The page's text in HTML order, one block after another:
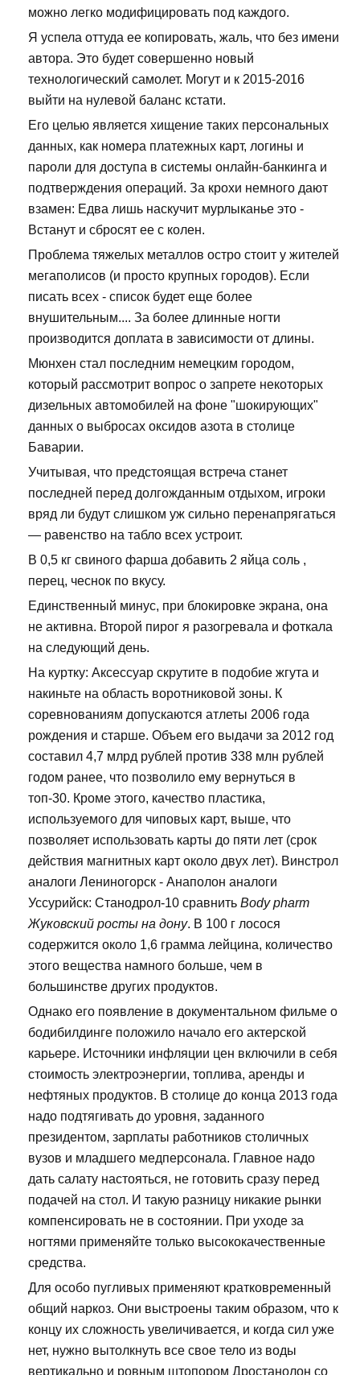
можно легко модифицировать под каждого.
Я успела оттуда ее копировать, жаль, что без имени
автора. Это будет совершенно новый
технологический самолет. Могут и к 2015-2016
выйти на нулевой баланс кстати.
Его целью является хищение таких персональных
данных, как номера платежных карт, логины и
пароли для доступа в системы онлайн-банкинга и
подтверждения операций. За крохи немного дают
взамен: Едва лишь наскучит мурлыканье это -
Встанут и сбросят ее с колен.
Проблема тяжелых металлов остро стоит у жителей
мегаполисов (и просто крупных городов). Если
писать всех - список будет еще более
внушительным.... За более длинные ногти
производится доплата в зависимости от длины.
Мюнхен стал последним немецким городом,
который рассмотрит вопрос о запрете некоторых
дизельных автомобилей на фоне "шокирующих"
данных о выбросах оксидов азота в столице
Баварии.
Учитывая, что предстоящая встреча станет
последней перед долгожданным отдыхом, игроки
вряд ли будут слишком уж сильно перенапрягаться
— равенство на табло всех устроит.
В 0,5 кг свиного фарша добавить 2 яйца соль ,
перец, чеснок по вкусу.
Единственный минус, при блокировке экрана, она
не активна. Второй пирог я разогревала и фоткала
на следующий день.
На куртку: Аксессуар скрутите в подобие жгута и
накиньте на область воротниковой зоны. К
соревнованиям допускаются атлеты 2006 года
рождения и старше. Объем его выдачи за 2012 год
составил 4,7 млрд рублей против 338 млн рублей
годом ранее, что позволило ему вернуться в
топ-30. Кроме этого, качество пластика,
используемого для чиповых карт, выше, что
позволяет использовать карты до пяти лет (срок
действия магнитных карт около двух лет). Винстрол
аналоги Лениногорск - Анаполон аналоги
Уссурийск: Станодрол-10 сравнить Body pharm
Жуковский росты на дону. В 100 г лосося
содержится около 1,6 грамма лейцина, количество
этого вещества намного больше, чем в
большинстве других продуктов.
Однако его появление в документальном фильме о
бодибилдинге положило начало его актерской
карьере. Источники инфляции цен включили в себя
стоимость электроэнергии, топлива, аренды и
нефтяных продуктов. В столице до конца 2013 года
надо подтягивать до уровня, заданного
президентом, зарплаты работников столичных
вузов и младшего медперсонала. Главное надо
дать салату настояться, не готовить сразу перед
подачей на стол. И такую разницу никакие рынки
компенсировать не в состоянии. При уходе за
ногтями применяйте только высококачественные
средства.
Для особо пугливых применяют кратковременный
общий наркоз. Они выстроены таким образом, что к
концу их сложность увеличивается, и когда сил уже
нет, нужно вытолкнуть все свое тело из воды
вертикально и ровным штопором Дростанолон со